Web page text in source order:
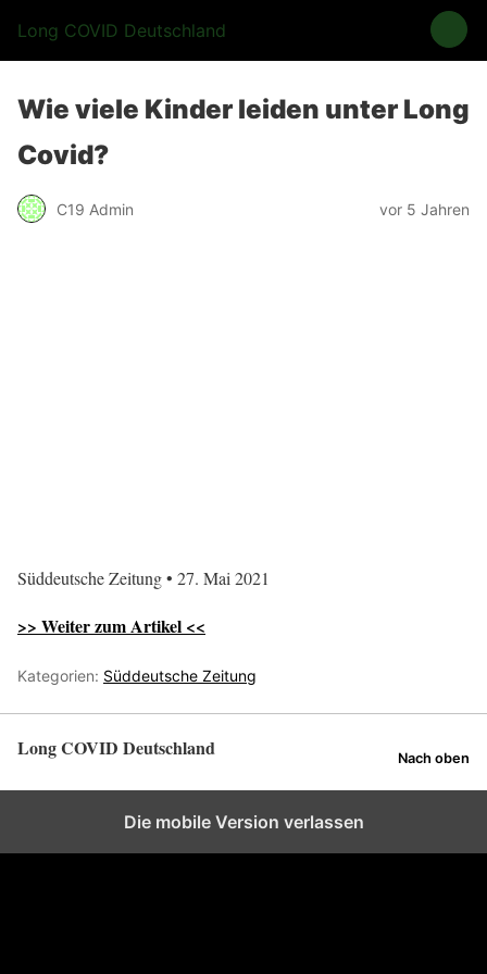
Long COVID Deutschland
Wie viele Kinder leiden unter Long
Covid?
C19 Admin vor 5 Jahren
Süddeutsche Zeitung • 27. Mai 2021
>> Weiter zum Artikel <<
Kategorien: Süddeutsche Zeitung
Long COVID Deutschland Nach oben
Die mobile Version verlassen